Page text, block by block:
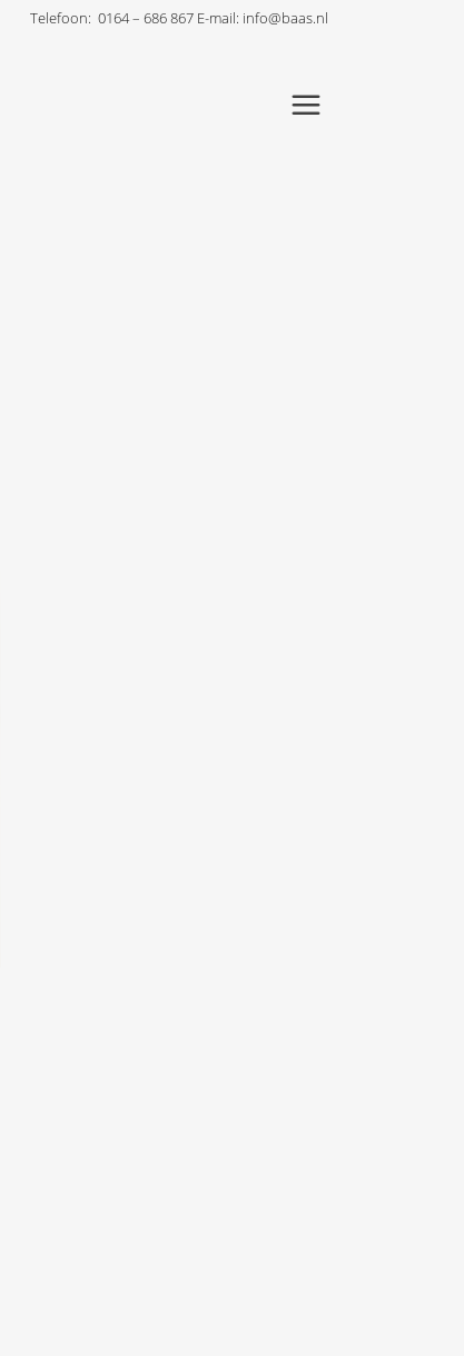
Telefoon: 0164 – 686 867 E-mail: info@baas.nl